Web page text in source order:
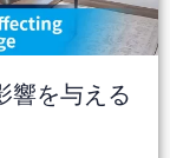
響を与える